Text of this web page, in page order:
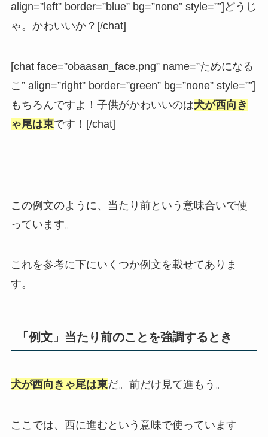
align=”left” border=”blue” bg=”none” style=””]どうじ
ゃ。かわいいか？[/chat]
[chat face=”obaasan_face.png” name=”ためになる
こ” align=”right” border=”green” bg=”none” style=””]
もちろんですよ！子供がかわいいのは犬が西向き
ゃ尾は東です！[/chat]
この例文のように、当たり前という意味合いで使
っています。
これを参考に下にいくつか例文を載せてありま
す。
「例文」当たり前のことを強調するとき
犬が西向きゃ尾は東だ。前だけ見て進もう。
ここでは、西に進むという意味で使っています